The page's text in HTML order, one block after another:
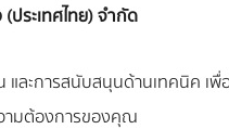
ประเทศไทย) จำกัด
ะการสนับสนุนด้านเทคนิค เ
ามต้องการของคุณ